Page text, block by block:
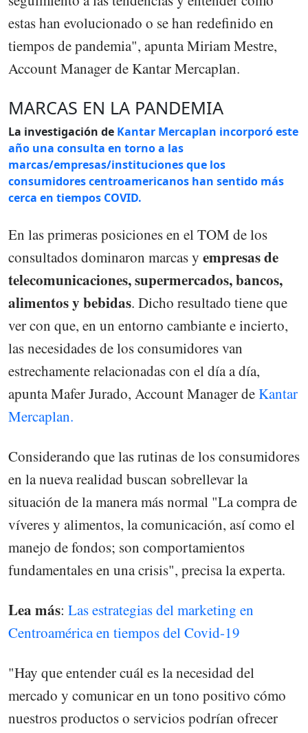
estas han evolucionado o se han redefinido en
tiempos de pandemia", apunta Miriam Mestre,
Account Manager de Kantar Mercaplan.
MARCAS EN LA PANDEMIA
La investigación de Kantar Mercaplan incorporó este
año una consulta en torno a las
marcas/empresas/instituciones que los
consumidores centroamericanos han sentido más
cerca en tiempos COVID.
En las primeras posiciones en el TOM de los
consultados dominaron marcas y empresas de
telecomunicaciones, supermercados, bancos,
alimentos y bebidas. Dicho resultado tiene que
ver con que, en un entorno cambiante e incierto,
las necesidades de los consumidores van
estrechamente relacionadas con el día a día,
apunta Mafer Jurado, Account Manager deKantar
Mercaplan.
Considerando que las rutinas de los consumidores
en la nueva realidad buscan sobrellevar la
situación de la manera más normal "La compra de
víveres y alimentos, la comunicación, así como el
manejo de fondos; son comportamientos
fundamentales en una crisis", precisa la experta.
Lea más: Las estrategias del marketing en
Centroamérica en tiempos del Covid-19
"Hay que entender cuál es la necesidad del
mercado y comunicar en un tono positivo cómo
nuestros productos o servicios podrían ofrecer